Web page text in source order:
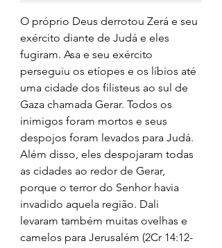
O próprio Deus derrotou Zerá e seu
exército diante de Judá e eles
fugiram. Asa e seu exército
perseguiu os etíopes e os líbios até
uma cidade dos filisteus ao sul de
Gaza chamada Gerar. Todos os
inimigos foram mortos e seus
despojos foram levados para Judá.
Além disso, eles despojaram todas
as cidades ao redor de Gerar,
porque o terror do Senhor havia
invadido aquela região. Dali
levaram também muitas ovelhas e
camelos para Jerusalém (2Cr 14:12-